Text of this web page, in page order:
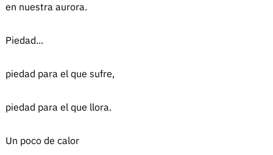
en nuestra aurora.
Piedad...
piedad para el que sufre,
piedad para el que llora.
Un poco de calor